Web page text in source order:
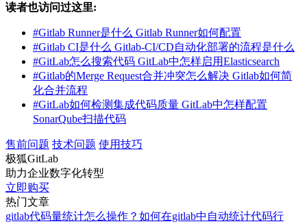
使用GitLab的代码扫描功能非常方便，只需几个简单的步骤即
可实现。以下是详细的操作流程：
1. 配置GitLab CI/CD管道：
首先，需要在项目中配置GitLab CI/CD管道。创建或编辑项目
根目录下的`.gitlab-ci.yml`文件，添加CI/CD管道的定义。例
stages:
- build
- test
读者也访问过这里:
#Gitlab Runner是什么 Gitlab Runner如何配置
#Gitlab CI是什么 Gitlab-CI/CD自动化部署的流程是什么
#GitLab怎么搜索代码 GitLab中怎样启用Elasticsearch
#Gitlab的Merge Request合并冲突怎么解决 Gitlab如何简
化合并流程
#GitLab如何检测集成代码质量 GitLab中怎样配置
SonarQube扫描代码
售前问题 技术问题 使用技巧
极狐GitLab
助力企业数字化转型
立即购买
热门文章
gitlab代码量统计怎么操作？如何在gitlab中自动统计代码行